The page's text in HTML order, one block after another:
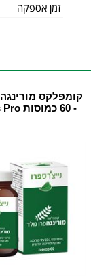
זמן אספקה
קומפלקס
- 60 כמוסות Natures Pro